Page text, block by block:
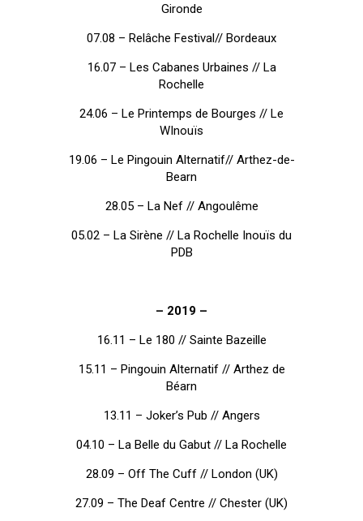
Gironde
07.08 – Relâche Festival// Bordeaux
16.07 – Les Cabanes Urbaines // La
Rochelle
24.06 – Le Printemps de Bourges // Le
WInouïs
19.06 – Le Pingouin Alternatif// Arthez-de-
Bearn
28.05 – La Nef // Angoulême
05.02 – La Sirène // La Rochelle Inouïs du
PDB
– 2019 –
16.11 – Le 180 // Sainte Bazeille
15.11 – Pingouin Alternatif // Arthez de
Béarn
13.11 – Joker’s Pub // Angers
04.10 – La Belle du Gabut // La Rochelle
28.09 – Off The Cuff // London (UK)
27.09 – The Deaf Centre // Chester (UK)